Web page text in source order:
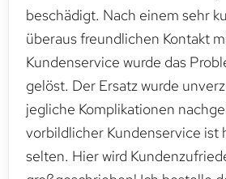
beschädigt. Nach einem sehr
überaus freundlichen Kontakt
Kundenservice wurde das
gelöst. Der Ersatz wurde
jegliche Komplikationen
vorbildlicher Kundenservice ist
selten. Hier wird